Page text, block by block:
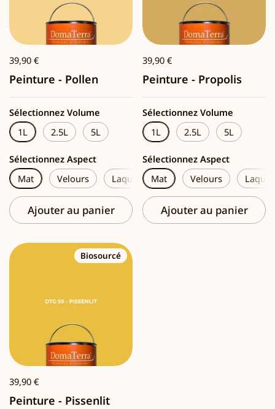
39,90 €
Peinture - Pollen
Sélectionnez Volume
1L
2.5L 5L
Sélectionnez Aspect
Mat
Velours Laque
Ajouter au panier
39,90 €
Peinture - Propolis
Sélectionnez Volume
1L
2.5L 5L
Sélectionnez Aspect
Mat
Velours Laque
Ajouter au panier
39,90 €
Peinture - Pissenlit
Biosourcé